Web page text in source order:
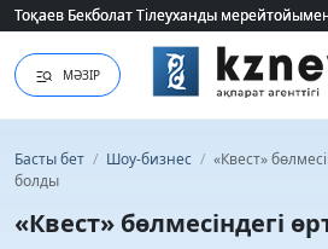
Тоқаев Бекболат Тілеуханды
Тоқаев Бекболат Тілеуханды
МӘЗІР
Басты бет / Шоу-бизнес / «Квест»
болды
«Квест» бөлмесіндегі